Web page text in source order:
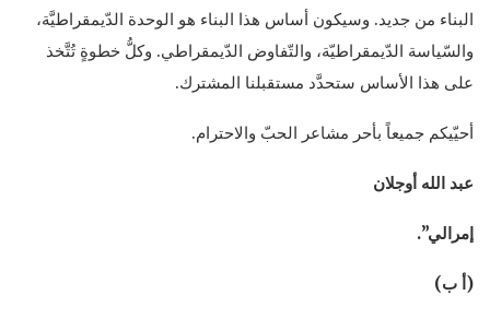
البناء من جديد. وسيكون أساس هذا البناء هو الوحدة الدّيمقراطيَّة،
والسّياسة الدّيمقراطيّة، والتّفاوض الدّيمقراطي. وكلُّ خطوةٍ تُتَّخذ
على هذا الأساس ستحدَّد مستقبلنا المشترك.
أحيّيكم جميعاً بأحر مشاعر الحبّ والاحترام.
عبد الله أوجلان
إمرالي”.
(أ ب)